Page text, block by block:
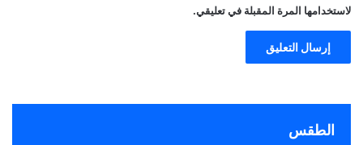
لاستخدامها المرة المقبلة في تعليقي.
الطقس